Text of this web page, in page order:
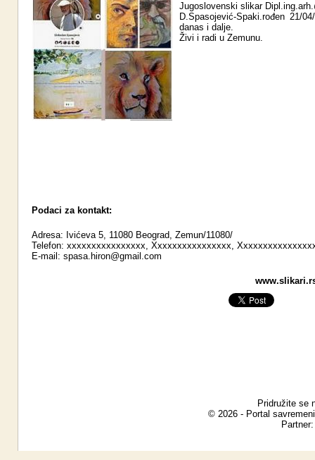
Jugoslovenski slikar
D.Spasojević-Spaki.rođen 21/
danas i dalje.
Živi i radi u Zemunu.
Podaci za kontakt:
Adresa: Ivićeva 5, 11080 Beograd, Zemun/11080/
Telefon: xxxxxxxxxxxxxxxx, Xxxxxxxxxxxxxxxx,
E-mail: spasa.hiron@gmail.com
Pridružite se
© 2026 - Portal